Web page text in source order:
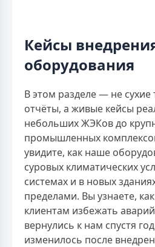
Кейсы
оборудования
В этом разделе — не сухие
отчёты, а живые кейсы
небольших ЖЭКов до
промышленных
увидите, как наше
суровых климатических
системах и в новых
пределами. Вы узнаете,
клиентам избежать
вернулись к нам спустя
изменилось после